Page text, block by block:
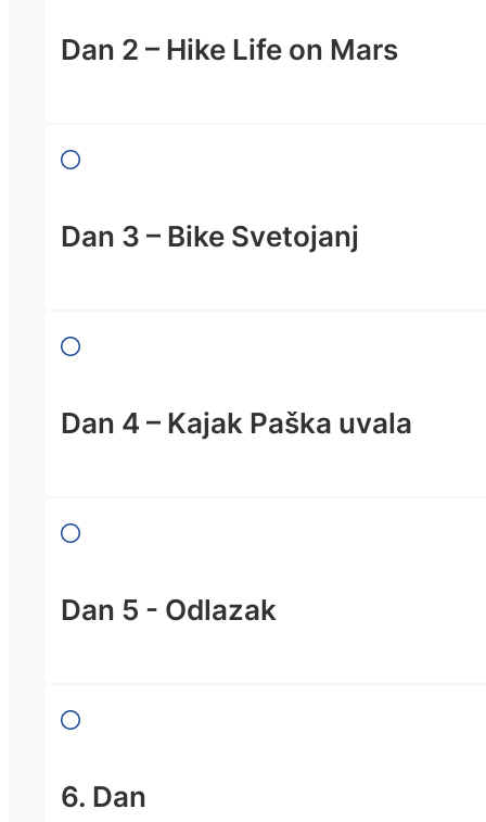
Dan 2 – Hike Life on Mars
Dan 3 – Bike Svetojanj
Dan 4 – Kajak Paška uvala
Dan 5 - Odlazak
6. Dan